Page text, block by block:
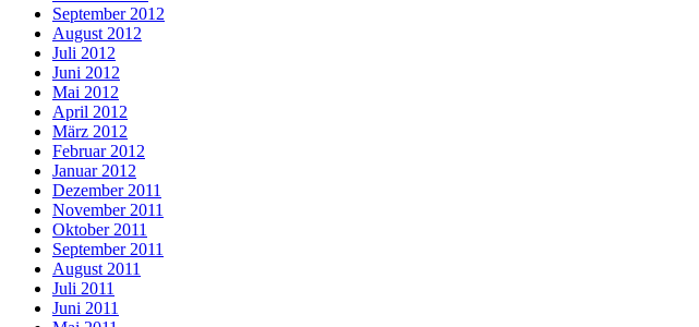
September 2012
August 2012
Juli 2012
Juni 2012
Mai 2012
April 2012
März 2012
Februar 2012
Januar 2012
Dezember 2011
November 2011
Oktober 2011
September 2011
August 2011
Juli 2011
Juni 2011